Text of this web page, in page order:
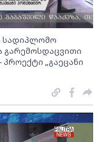
სადიპლომო
გარემოსდაცვითი
„გაეცანი